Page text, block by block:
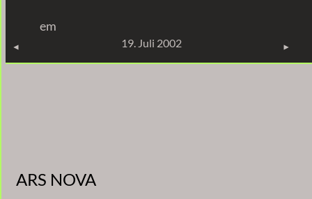
springen
em
19. Juli 2002
ARS NOVA